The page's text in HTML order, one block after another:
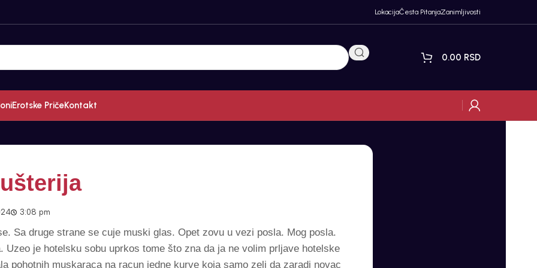
LokacijaČesta PitanjaZanimljivosti
0.00 RSD
Erotske PričeKontakt
3:08 pm
Sa druge strane se cuje muski glas. Opet zovu u vezi posla. Mog posla.
Uzeo je hotelsku sobu uprkos tome što zna da ja ne volim prljave hotelske
pohotnih muskaraca na racun jedne kurve koja samo zeli da zaradi novac